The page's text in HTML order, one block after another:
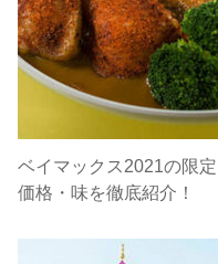
ベイマックス2021の限
価格・味を徹底紹介！